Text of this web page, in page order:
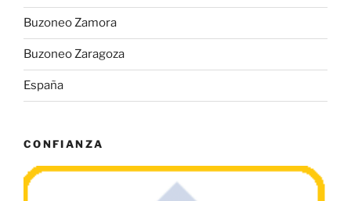
Buzoneo Zamora
Buzoneo Zaragoza
España
CONFIANZA